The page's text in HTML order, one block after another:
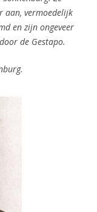
aan, vermoedelijk
en zijn ongeveer
de Gestapo.